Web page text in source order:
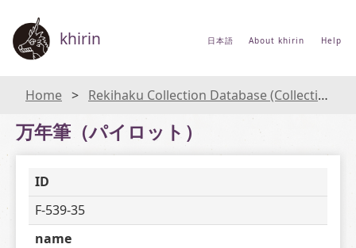
khirin 日本語 About khirin Help
Home Rekihaku Collection Database (Collections Database of the National Museum of Japanese History)
万年筆（パイロット）
ID
F-539-35
name